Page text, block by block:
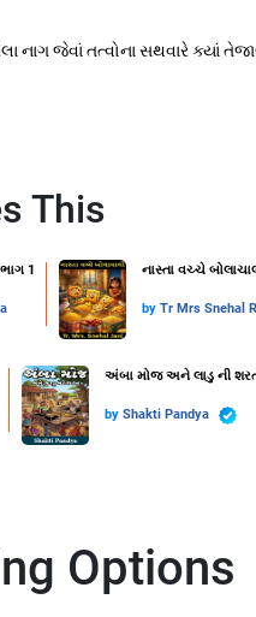
નાગ જેવાં તત્વોના સથવારે ક્યાં
This
1 નાસ્તા વચ્ચે
by Tr Mrs Snehal
અંબા મોજ અને લાડુ ની
by Shakti Pandya
Options